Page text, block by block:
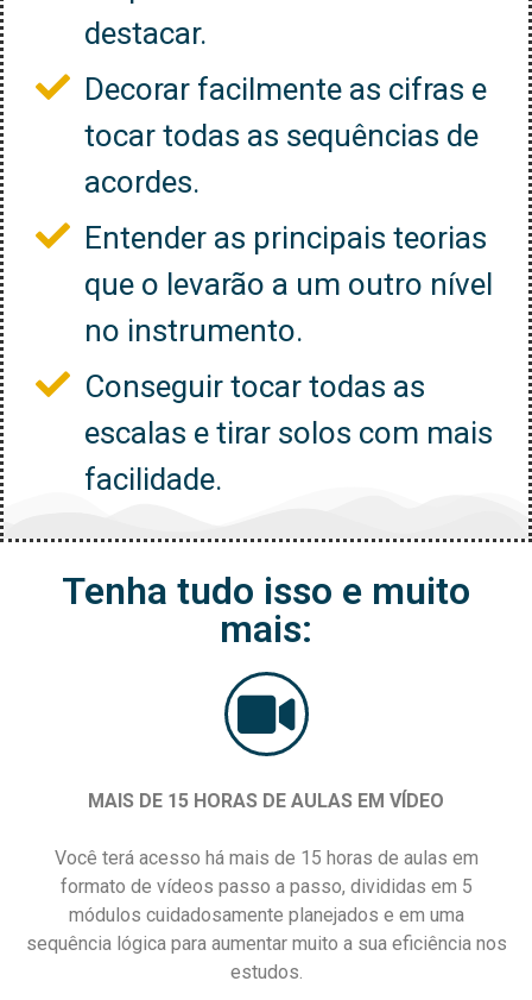
destacar.
Decorar facilmente as cifras e
tocar todas as sequências de
acordes.
Entender as principais teorias
que o levarão a um outro nível
no instrumento.
Conseguir tocar todas as
escalas e tirar solos com mais
facilidade.
Tenha tudo isso e muito
mais:
MAIS DE 15 HORAS DE AULAS EM VÍDEO
Você terá acesso há mais de 15 horas de aulas em
formato de vídeos passo a passo, divididas em 5
módulos cuidadosamente planejados e em uma
sequência lógica para aumentar muito a sua eficiência nos
estudos.